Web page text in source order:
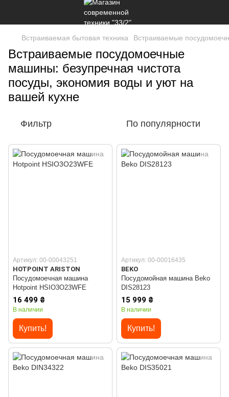
Встраиваемая бытовая техника Встраиваемые
Встраиваемые посудомоечные
машины: безупречная чистота
посуды, экономия воды и уют на
вашей кухне
Фильтр По популярности
Артикул: 00-00043251
HOTPOINT ARISTON
Посудомоечная машина
Hotpoint HSIO3O23WFE
16 499 ₴
В наличии
Купить!
Артикул: 00-00016435
BEKO
Посудомойная машина Beko
DIS28123
15 999 ₴
В наличии
Купить!